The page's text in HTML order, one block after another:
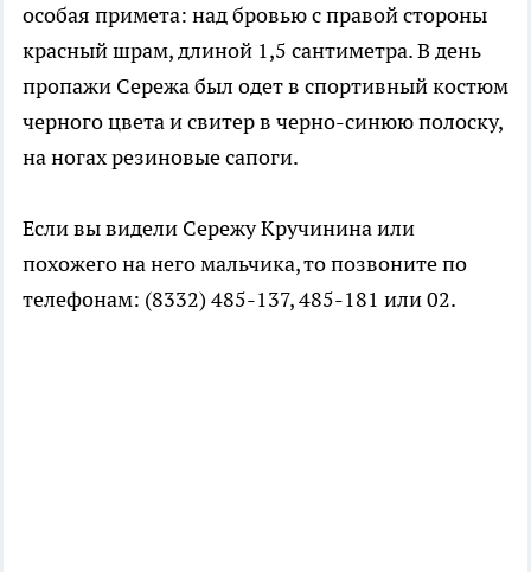
особая примета: над бровью с правой стороны
красный шрам, длиной 1,5 сантиметра. В день
пропажи Сережа был одет в спортивный костюм
черного цвета и свитер в черно-синюю полоску,
на ногах резиновые сапоги.
Если вы видели Сережу Кручинина или
похожего на него мальчика, то позвоните по
телефонам: (8332) 485-137, 485-181 или 02.